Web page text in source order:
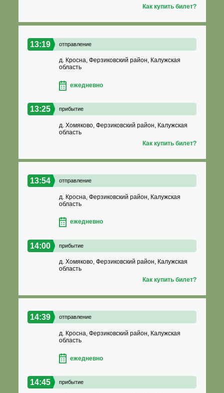
Как купить билет?
13:19 отправление
д. Кросна, Ферзиковский район, Калужская
область
ежедневно
13:25 прибытие
д. Хомяково, Ферзиковский район, Калужская
область
Как купить билет?
13:54 отправление
д. Кросна, Ферзиковский район, Калужская
область
ежедневно
14:00 прибытие
д. Хомяково, Ферзиковский район, Калужская
область
Как купить билет?
14:39 отправление
д. Кросна, Ферзиковский район, Калужская
область
ежедневно
14:45 прибытие